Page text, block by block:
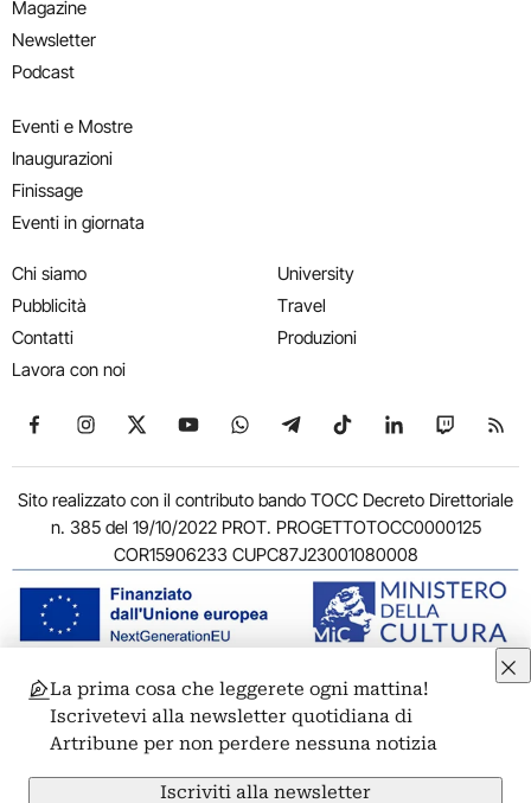
Magazine
Newsletter
Podcast
Eventi e Mostre
Inaugurazioni
Finissage
Eventi in giornata
Chi siamo
Pubblicità
Contatti
Lavora con noi
University
Travel
Produzioni
Seguici su Facebook
Seguici su Instagram
Seguici su X
Seguici su YouTube
Seguici su WhatsApp
Seguici su Telegram
Seguici su TikTok
Seguici su
Seguici
Sito realizzato con il contributo bando TOCC Decreto Direttoriale
n. 385 del 19/10/2022 PROT. PROGETTOTOCC0000125
COR15906233 CUPC87J23001080008
© 2011-2026 ARTRIBUNE srl – Corso Vittorio Emanuele II, 287 –
00186 Roma - P.I. 11381581005
Privacy: Responsabile della protezione dei dati personali
ARTRIBUNE srl – Corso Vittorio Emanuele II, 287 – 00186 Roma
La prima cosa che leggerete ogni mattina!
Iscrivetevi alla newsletter quotidiana di
Artribune per non perdere nessuna notizia
Iscriviti alla newsletter